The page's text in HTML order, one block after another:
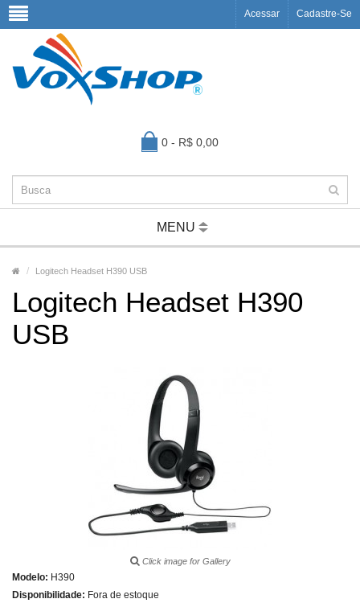
Acessar Cadastre-Se
0 - R$ 0,00
MENU
Logitech Headset H390 USB
Logitech Headset H390
USB
Click image for Gallery
Modelo: H390
Disponibilidade: Fora de estoque